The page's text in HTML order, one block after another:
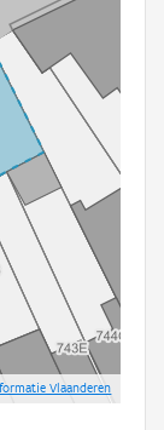
Vlaanderen